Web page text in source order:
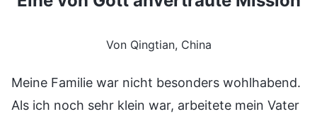
Von Qingtian, China
Meine Familie war nicht besonders wohlhabend.
Als ich noch sehr klein war, arbeitete mein Vater